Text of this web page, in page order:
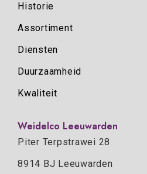
Historie
Assortiment
Diensten
Duurzaamheid
Kwaliteit
Weidelco Leeuwarden
Piter Terpstrawei 28
8914 BJ Leeuwarden